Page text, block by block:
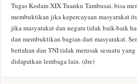
Tugas Kodam XIX Tuanku Tambusai, bisa
membuktikan jika kepercayaan masyarakat
jika masyarakat dan negara tidak baik-baik
dan membuktikan bagian dari masyarakat.
bertahan dan TNI tidak merusak sesuatu
didapatkan lembaga lain. (dre)